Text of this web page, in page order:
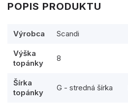
POPIS PRODUKTU
Výrobca Scandi
Výška
topánky
8
Šírka
topánky
G - stredná šírka